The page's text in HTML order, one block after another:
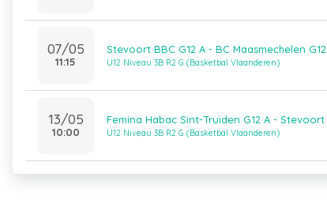
07/05
11:15
Stevoort BBC G12 A - BC Maasmechelen
U12 Niveau 3B R2 G (Basketbal Vlaanderen)
13/05
10:00
Femina Habac Sint-Truiden G12 A - Stevoort
U12 Niveau 3B R2 G (Basketbal Vlaanderen)